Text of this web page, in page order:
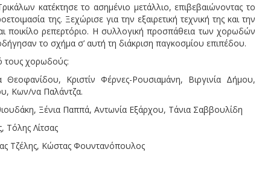
κατέκτησε το ασημένιο μετάλλιο, επιβεβαιώνοντας το
της. Ξεχώρισε για την εξαιρετική τεχνική της και την
ποικίλο ρεπερτόριο. Η συλλογική προσπάθεια των χορωδών
το σχήμα σ’ αυτή τη διάκριση παγκοσμίου επιπέδου.
τους χορωδούς:
Κριστίν Φέρνες-Ρουσιαμάνη, Βιργινία Δήμου,
Κων/να Παλάντζα.
Ξένια Παππά, Αντωνία Εξάρχου, Τάνια Σαββουλίδη
Λίτσας
Τζέλης, Κώστας Φουντανόπουλος